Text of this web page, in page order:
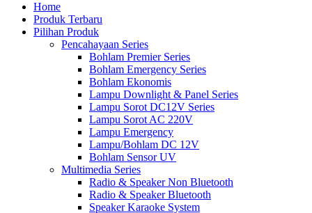
Home
Produk Terbaru
Pilihan Produk
Pencahayaan Series
Bohlam Premier Series
Bohlam Emergency Series
Bohlam Ekonomis
Lampu Downlight & Panel Series
Lampu Sorot DC12V Series
Lampu Sorot AC 220V
Lampu Emergency
Lampu/Bohlam DC 12V
Bohlam Sensor UV
Multimedia Series
Radio & Speaker Non Bluetooth
Radio & Speaker Bluetooth
Speaker Karaoke System